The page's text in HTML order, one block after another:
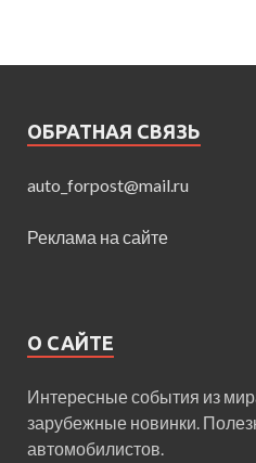
ОБРАТНАЯ СВЯЗЬ
auto_forpost@mail.ru
Реклама на сайте
О САЙТЕ
Интересные события из
зарубежные новинки.
автомобилистов.